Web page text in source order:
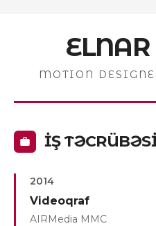
MOTION
İŞ
2014
Videoqraf
AIRMedia MMC